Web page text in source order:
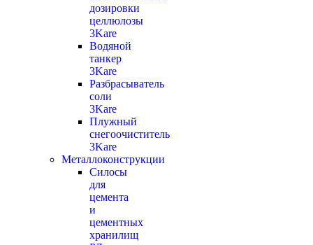
дозировки
целлюлозы
3Kare
Водяной
танкер
3Kare
Разбрасыватель
соли
3Kare
Плужный
снегоочиститель
3Kare
Металлоконструкции
Силосы
для
цемента
и
цементных
хранилищ